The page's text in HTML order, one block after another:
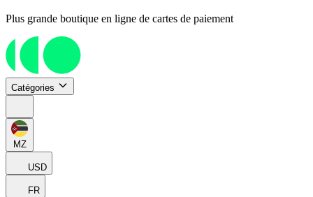
Plus grande boutique en ligne de cartes de paiement
Catégories
MZ
USD
FR